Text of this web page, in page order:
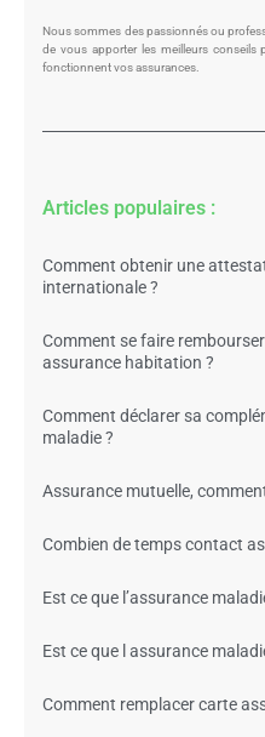
Nous sommes des passionnés ou
de vous apporter les meilleurs
fonctionnent vos assurances.
Articles populaires :
Comment obtenir une
internationale ?
Comment se faire
assurance habitation ?
Comment déclarer sa
maladie ?
Assurance mutuelle,
Combien de temps contact
Est ce que l’assurance
Est ce que l assurance
Comment remplacer carte